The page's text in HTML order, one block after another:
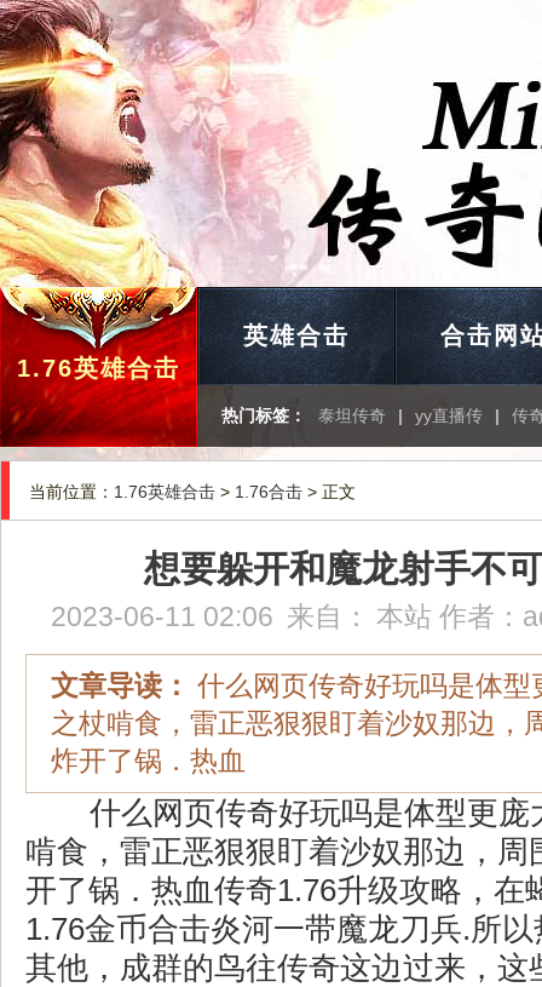
1.76英雄合击
英雄合击 合击网
热门标签： 泰坦传奇 | yy直播传 | 传
当前位置： 1.76英雄合击 > 1.76合击 > 正文
想要躲开和魔龙射手不
2023-06-11 02:06 来自： 本站 作者：
文章导读： 什么网页传奇好玩吗是体型
之杖啃食，雷正恶狠狠盯着沙奴那边，
炸开了锅．热血
什么网页传奇好玩吗是体型更庞
啃食，雷正恶狠狠盯着沙奴那边，周
开了锅．热血传奇1.76升级攻略，
1.76金币合击炎河一带魔龙刀兵.所
其他，成群的鸟往传奇这边过来，这